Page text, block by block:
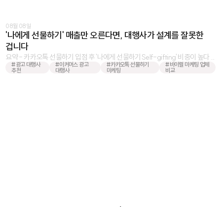
08월 08일
'나에게 선물하기' 매출만 오른다면, 대행사가 설계를 잘못한
겁니다
요약 - 카카오톡 선물하기 입점 후 '나에게 선물하기Self-gifting' 비중이 높다 ...
#광고 대행사
추천
#이커머스 광고
대행사
#카카오톡 선물하기
마케팅
#바이럴 마케팅 업체
비교